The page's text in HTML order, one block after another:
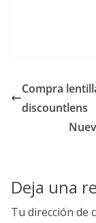
Compra
discountlens
Deja una
Tu dirección de